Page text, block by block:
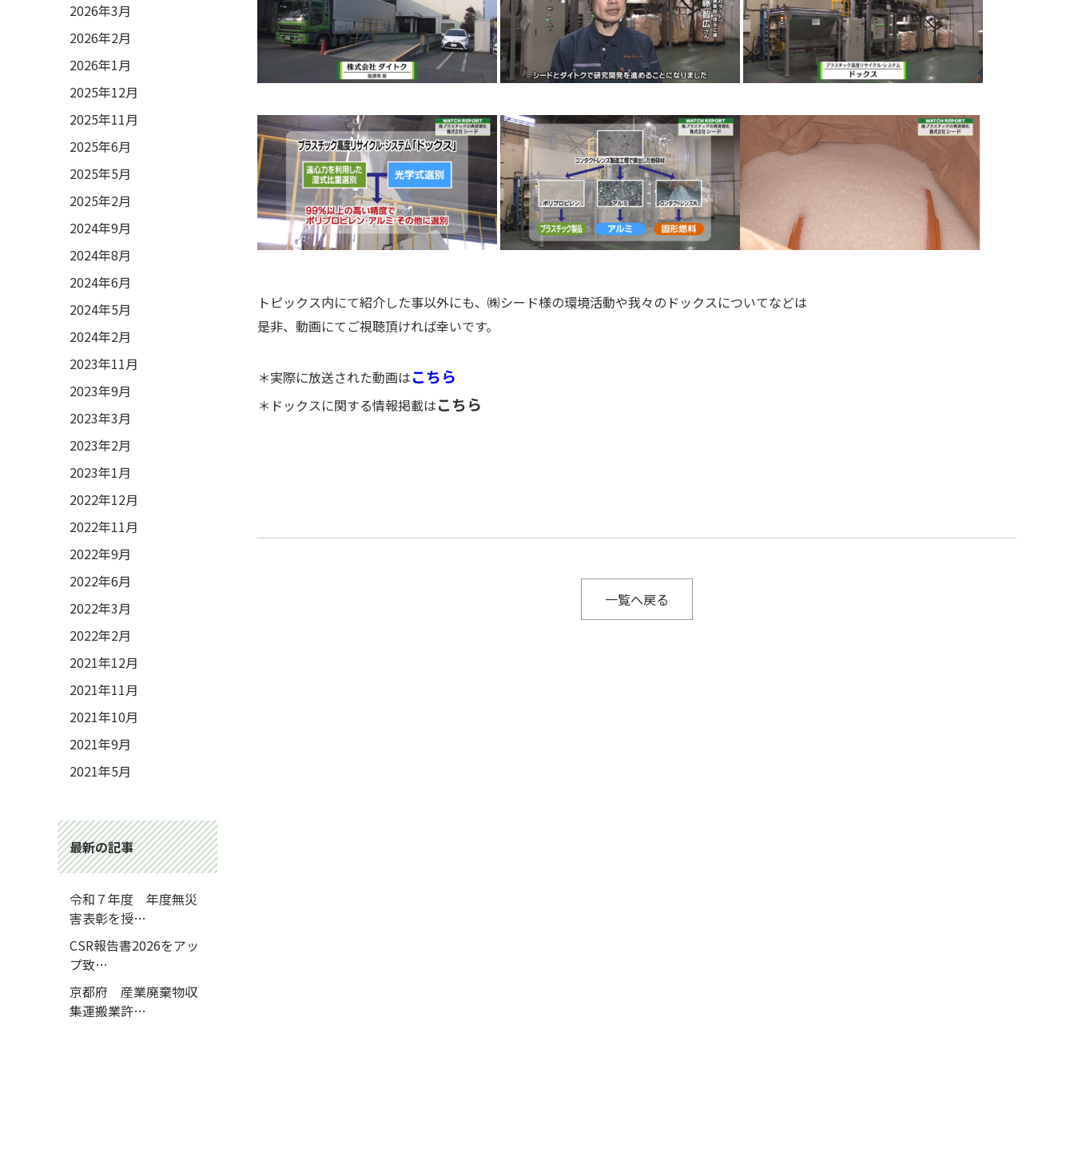
トピックス内にて紹介した事以外にも、㈱シード様の環境活動や我々のドックスについてなどは
是非、動画にてご視聴頂ければ幸いです。
＊実際に放送された動画はこちら
＊ドックスに関する情報掲載はこちら
一覧へ戻る
2026年3月
2026年2月
2026年1月
2025年12月
2025年11月
2025年6月
2025年5月
2025年2月
2024年9月
2024年8月
2024年6月
2024年5月
2024年2月
2023年11月
2023年9月
2023年3月
2023年2月
2023年1月
2022年12月
2022年11月
2022年9月
2022年6月
2022年3月
2022年2月
2021年12月
2021年11月
2021年10月
2021年9月
2021年5月
最新の記事
令和７年度 年度無災
害表彰を授…
CSR報告書2026をアッ
プ致…
京都府 産業廃棄物収
集運搬業許…